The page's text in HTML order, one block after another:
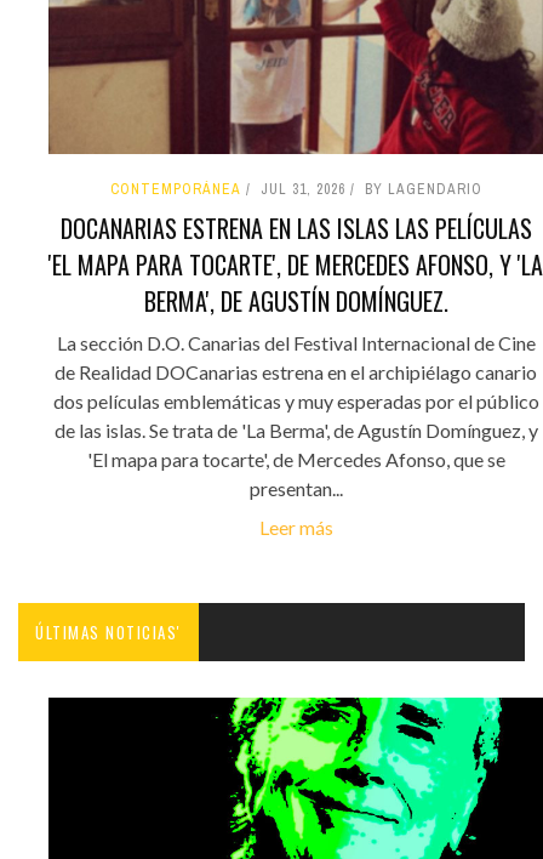
CONTEMPORÁNEA JUL 31, 2026 BY LAGENDARIO
DOCANARIAS ESTRENA EN LAS ISLAS LAS PELÍCULAS
'EL MAPA PARA TOCARTE', DE MERCEDES AFONSO, Y 'LA
BERMA', DE AGUSTÍN DOMÍNGUEZ.
La sección D.O. Canarias del Festival Internacional de Cine
de Realidad DOCanarias estrena en el archipiélago canario
dos películas emblemáticas y muy esperadas por el público
de las islas. Se trata de 'La Berma', de Agustín Domínguez, y
'El mapa para tocarte', de Mercedes Afonso, que se
presentan...
Leer más
ÚLTIMAS NOTICIAS'